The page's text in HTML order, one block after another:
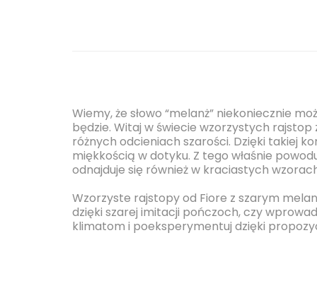
Wiemy, że słowo “melanż” niekoniecznie
będzie. Witaj w świecie wzorzystych
różnych odcieniach szarości. Dzięki takiej
miękkością w dotyku. Z tego właśnie
odnajduje się również w kraciastych
Wzorzyste rajstopy od Fiore z szarym
dzięki szarej imitacji pończoch, czy
klimatom i poeksperymentuj dzięki